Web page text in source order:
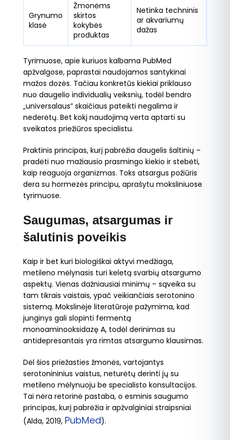
Grynumo
klasė
Žmonėms
skirtos
kokybės
produktas
Netinka techninis
ar akvariumų
dažas
Tyrimuose, apie kuriuos kalbama PubMed
apžvalgose, paprastai naudojamos santykinai
mažos dozės. Tačiau konkretūs kiekiai priklauso
nuo daugelio individualių veiksnių, todėl bendro
„universalaus” skaičiaus pateikti negalima ir
nederėtų. Bet kokį naudojimą verta aptarti su
sveikatos priežiūros specialistu.
Praktinis principas, kurį pabrėžia daugelis šaltinių –
pradėti nuo mažiausio prasmingo kiekio ir stebėti,
kaip reaguoja organizmas. Toks atsargus požiūris
dera su hormezės principu, aprašytu moksliniuose
tyrimuose.
Saugumas, atsargumas ir
šalutinis poveikis
Kaip ir bet kuri biologiškai aktyvi medžiaga,
metileno mėlynasis turi keletą svarbių atsargumo
aspektų. Vienas dažniausiai minimų – sąveika su
tam tikrais vaistais, ypač veikiančiais serotonino
sistemą. Mokslinėje literatūroje pažymima, kad
junginys gali slopinti fermentą
monoaminooksidazę A, todėl derinimas su
antidepresantais yra rimtas atsargumo klausimas.
Dėl šios priežasties žmonės, vartojantys
serotonininius vaistus, neturėtų derinti jų su
metileno mėlynuoju be specialisto konsultacijos.
Tai nėra retorinė pastaba, o esminis saugumo
principas, kurį pabrėžia ir apžvalginiai straipsniai
(Alda, 2019, PubMed).